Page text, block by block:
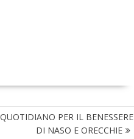
PER IL BENESSERE
DI NASO E ORECCHIE